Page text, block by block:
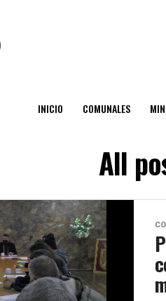
INICIO COMUNALES
All